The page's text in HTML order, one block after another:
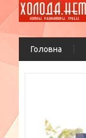
Головна